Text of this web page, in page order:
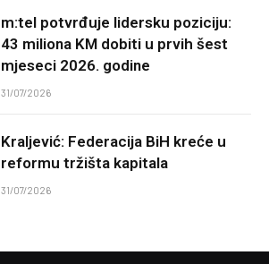
m:tel potvrđuje lidersku poziciju:
43 miliona KM dobiti u prvih šest
mjeseci 2026. godine
31/07/2026
Kraljević: Federacija BiH kreće u
reformu tržišta kapitala
31/07/2026